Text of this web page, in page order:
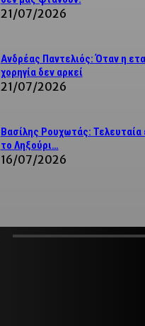
21/07/2026
Ανδρέας Παντελιός: Όταν η
χορηγία δεν αρκεί
21/07/2026
Βασίλης Ρουχωτάς: Τελευταία
το Ληξούρι…
16/07/2026